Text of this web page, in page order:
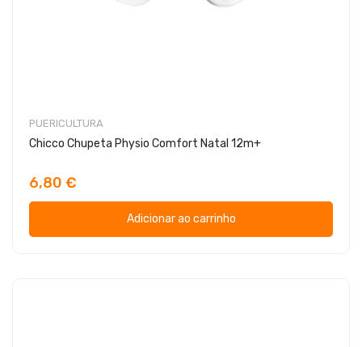
PUERICULTURA
Chicco Chupeta Physio Comfort Natal 12m+
6,80 €
Adicionar ao carrinho